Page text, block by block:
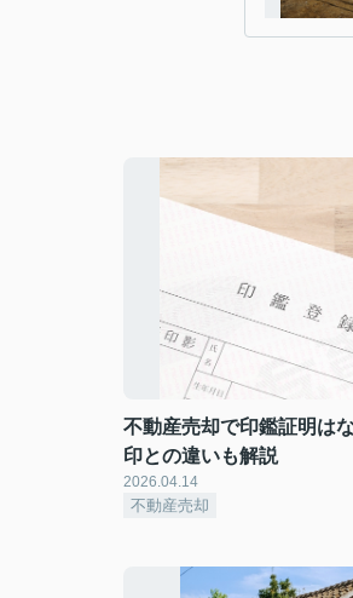
不動産売却で印鑑証明は
印との違いも解説
2026.04.14
不動産売却